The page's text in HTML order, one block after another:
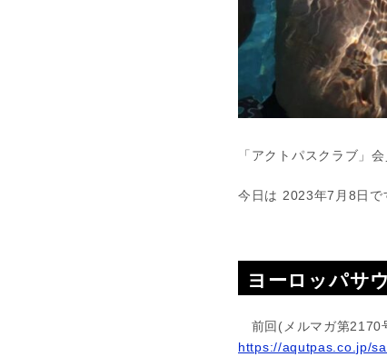
「アクトパスクラブ」会
今日は 2023年7月8日で
ヨーロッパサ
前回(メルマガ第2170
https://aqutpas.co.jp/